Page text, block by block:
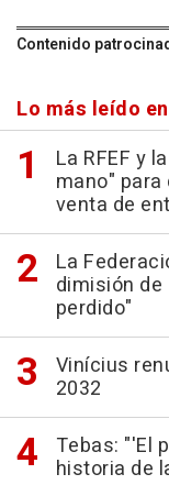
Contenido
Lo más leído
La RFEF y
mano"
venta de
La
dimisión
perdido"
Vinícius
2032
Tebas: "'El
historia de